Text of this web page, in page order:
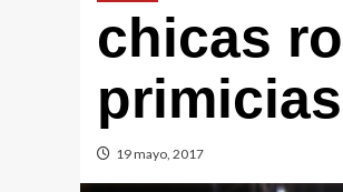
chicas
primicias
19 mayo, 2017